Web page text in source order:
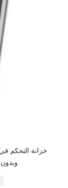
وبدون تروس. 4. يدعم وحدة مراقبة المصعد عبر الإنترنت.